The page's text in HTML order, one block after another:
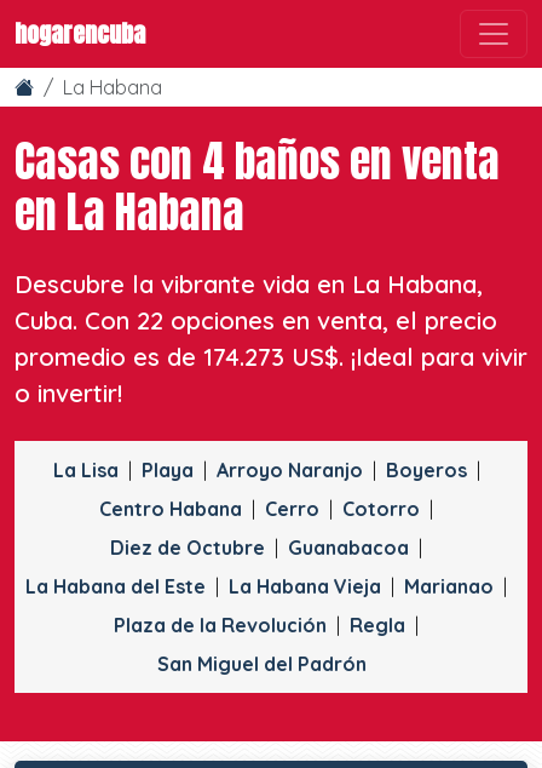
hogarencuba
La Habana
Casas con 4 baños en venta
en La Habana
Descubre la vibrante vida en La Habana,
Cuba. Con 22 opciones en venta, el precio
promedio es de 174.273 US$. ¡Ideal para vivir
o invertir!
La Lisa Playa Arroyo Naranjo
Boyeros
Centro Habana
Cerro
Cotorro
Diez de Octubre
Guanabacoa
La Habana del Este
La Habana Vieja
Marianao
Plaza de la Revolución
Regla
San Miguel del Padrón